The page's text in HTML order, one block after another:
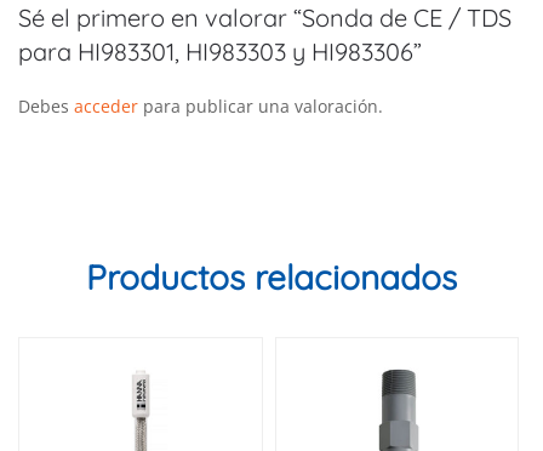
Sé el primero en valorar “Sonda de CE / TDS
para HI983301, HI983303 y HI983306”
Debes acceder para publicar una valoración.
Productos relacionados